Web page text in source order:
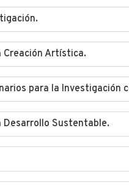
Creación Artística.
para la Investigación
Desarrollo Sustentable.